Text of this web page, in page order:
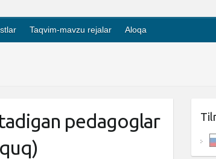
Taqvim-mavzu rejalar Aloqa
pedagoglar